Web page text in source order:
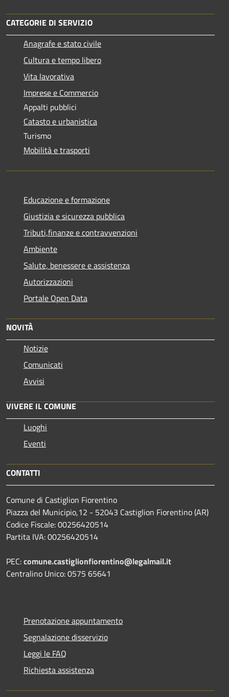
CATEGORIE DI SERVIZIO
Anagrafe e stato civile
Cultura e tempo libero
Vita lavorativa
Imprese e Commercio
Appalti pubblici
Catasto e urbanistica
Turismo
Mobilità e trasporti
Educazione e formazione
Giustizia e sicurezza pubblica
Tributi,finanze e contravvenzioni
Ambiente
Salute, benessere e assistenza
Autorizzazioni
Portale Open Data
NOVITÀ
Notizie
Comunicati
Avvisi
VIVERE IL COMUNE
Luoghi
Eventi
CONTATTI
Comune di Castiglion Fiorentino
Piazza del Municipio,12 - 52043 Castiglion Fiorentino (AR)
Codice Fiscale: 00256420514
Partita IVA: 00256420514
PEC:comune.castiglionfiorentino@legalmail.it
Centralino Unico: 0575 65641
Prenotazione appuntamento
Segnalazione disservizio
Leggi le FAQ
Richiesta assistenza